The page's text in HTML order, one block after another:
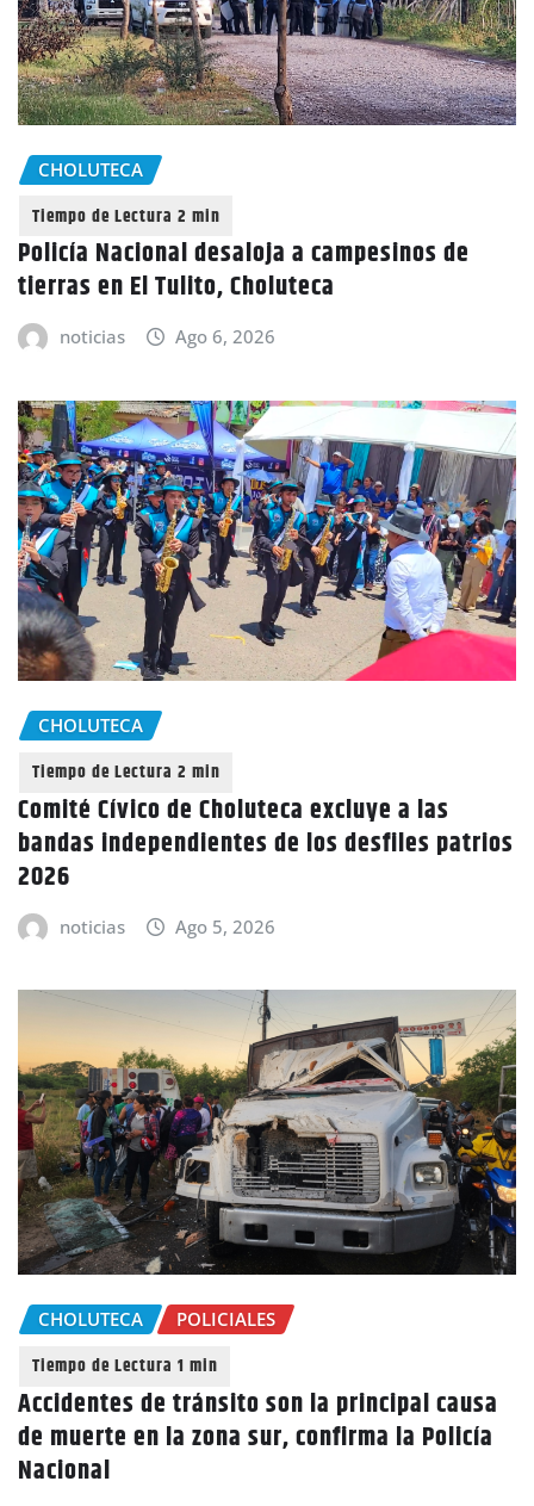
CHOLUTECA
Policía Nacional desaloja a campesinos de
tierras en El Tulito, Choluteca
noticias Ago 6, 2026
CHOLUTECA
Comité Cívico de Choluteca excluye a las
bandas independientes de los desfiles patrios
2026
noticias Ago 5, 2026
CHOLUTECA POLICIALES
Accidentes de tránsito son la principal causa
de muerte en la zona sur, confirma la Policía
Nacional